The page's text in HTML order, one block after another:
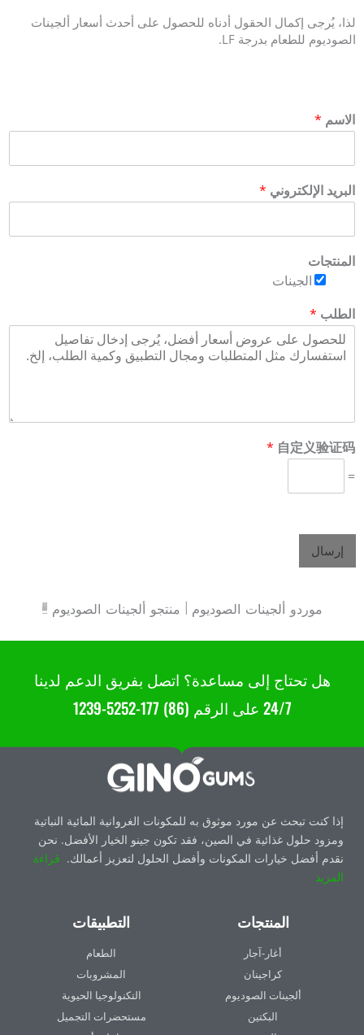
لذا، يُرجى إكمال الحقول أدناه للحصول على أحدث أسعار ألجينات
الصوديوم للطعام بدرجة LF.
الاسم *
البريد الإلكتروني *
المنتجات
الجينات
الطلب *
自定义验证码
*
=
إرسال
موردو ألجينات الصوديوم | منتجو ألجينات الصوديوم !!!
هل تحتاج إلى مساعدة؟ اتصل بفريق الدعم لدينا
24/7 على الرقم (86) 177-5252-1239
إذا كنت تبحث عن مورد موثوق به للمكونات الغروانية المائية النباتية
ومزود حلول غذائية في الصين، فقد تكون جينو الخيار الأفضل. نحن
نقدم أفضل خيارات المكونات وأفضل الحلول لتعزيز أعمالك. قراءة
المزيد
المنتجات
أغار-آجار
كراجينان
ألجينات الصوديوم
البكتين
التطبيقات
الطعام
المشروبات
التكنولوجيا الحيوية
مستحضرات التجميل